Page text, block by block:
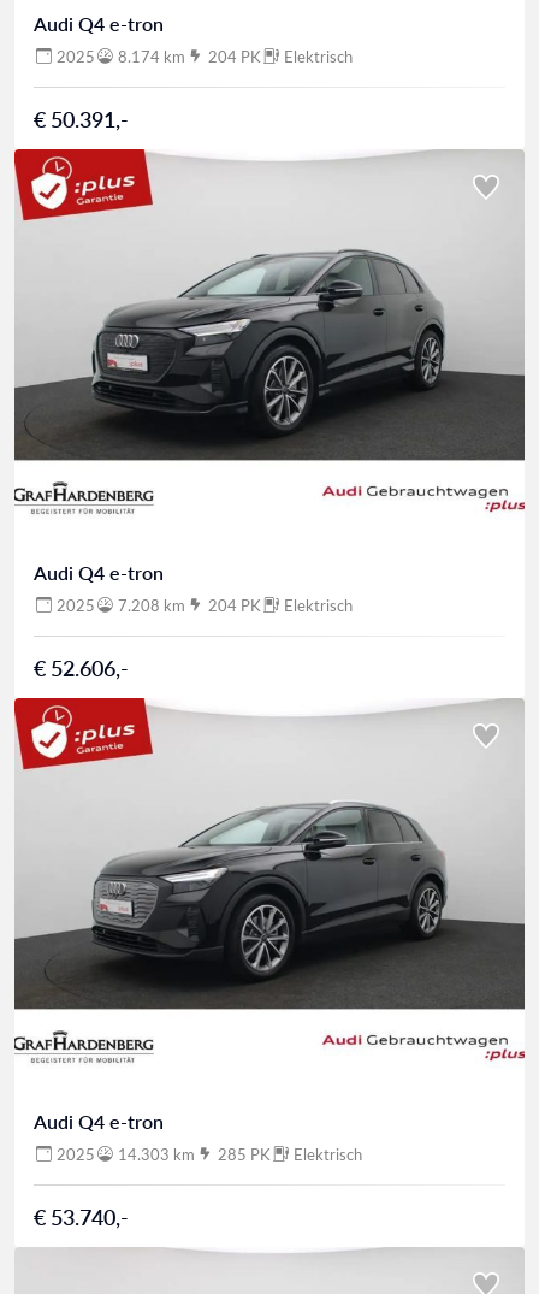
Audi Q4 e-tron
2025 8.174 km 204 PK Elektrisch
€ 50.391,-
Audi Q4 e-tron
2025 7.208 km 204 PK Elektrisch
€ 52.606,-
Audi Q4 e-tron
2025 14.303 km 285 PK Elektrisch
€ 53.740,-